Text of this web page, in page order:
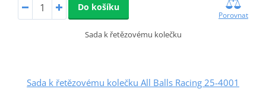
Do košíku
Porovnat
Sada k řetězovému kolečku
Sada k řetězovému kolečku All Balls Racing 25-4001